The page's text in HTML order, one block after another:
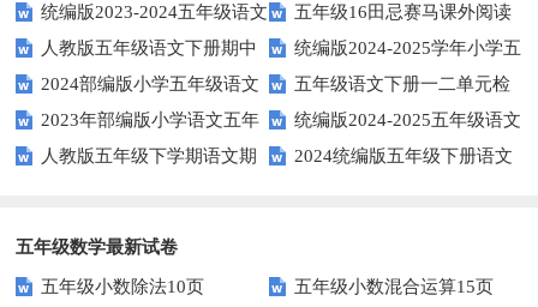
年上期五年级期末试题
语文下学期期末考前质量冲刺卷
统编版2023-2024五年级语文
下册期中阶段调研卷
五年级16田忌赛马课外阅读
练习题及答案
人教版五年级语文下册期中
试题及参考答案
统编版2024-2025学年小学五
年级语文上册期中试卷
2024部编版小学五年级语文
下学期期末测试卷
五年级语文下册一二单元检
测题
2023年部编版小学语文五年
级下册期末模拟题
统编版2024-2025五年级语文
第一学期期末测试卷
人教版五年级下学期语文期
2024统编版五年级下册语文
五年级数学最新试卷
五年级小数除法10页
五年级小数混合运算15页